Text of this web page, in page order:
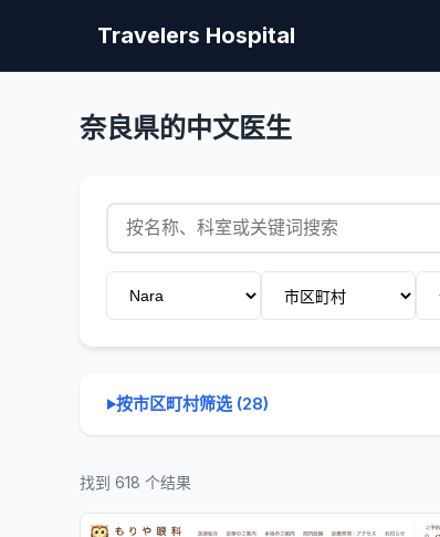
Travelers Hospital
奈良県的中文医生
按市区町村筛选 (28)
找到 618 个结果